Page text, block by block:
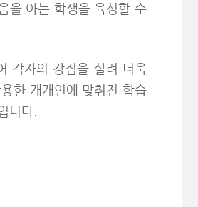
을 아는 학생을 육성할 수
각자의 강점을 살려 더욱
한 개개인에 맞춰진 학습
니다.